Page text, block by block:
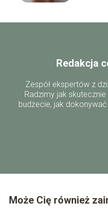
Redakcja
Zespół ekspertów z
Radzimy jak
budżecie, jak
Może Cię również